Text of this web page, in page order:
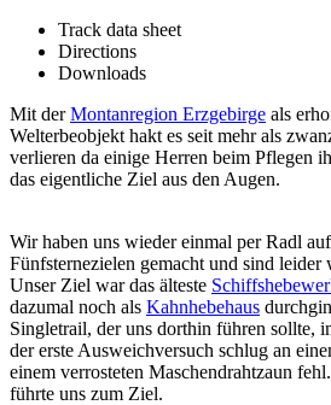
Track data sheet
Directions
Downloads
Mit derMontanregion Erzgebirge als
Welterbeobjekt hakt es seit mehr als
verlieren da einige Herren beim Pflegen
das eigentliche Ziel aus den Augen.
Wir haben uns wieder einmal per Radl
Fünfsternezielen gemacht und sind leider
Unser Ziel war das älteste
dazumal noch als Kahnhebehaus
Singletrail, der uns dorthin führen sollte,
der erste Ausweichversuch schlug an
einem verrosteten Maschendrahtzaun
führte uns zum Ziel.